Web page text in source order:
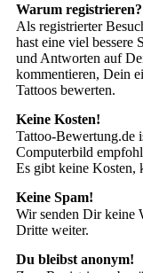
Warum registrieren?
Als registrierter
hast eine viel bessere
und Antworten auf
kommentieren, Dein
Tattoos bewerten.
Keine Kosten!
Tattoo-Bewertung.de
Computerbild
Es gibt keine Kosten,
Keine Spam!
Wir senden Dir keine
Dritte weiter.
Du bleibst anonym!